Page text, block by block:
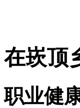
在崁顶
职业健